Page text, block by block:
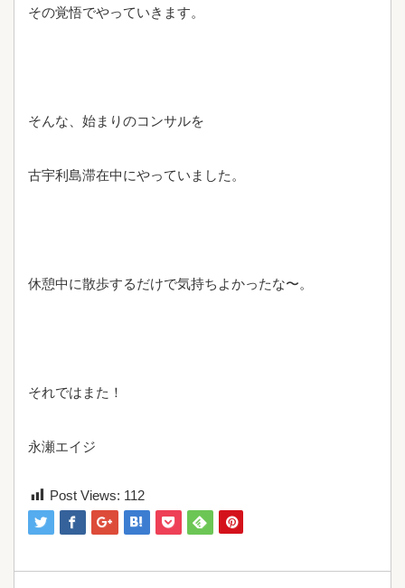
その覚悟でやっていきます。
そんな、始まりのコンサルを
古宇利島滞在中にやっていました。
休憩中に散歩するだけで気持ちよかったな〜。
それではまた！
永瀬エイジ
Post Views: 112